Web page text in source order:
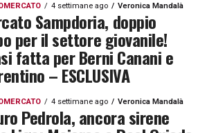
4 settimane ago Veronica Mandalà
Sampdoria, doppio
per il settore giovanile!
fatta per Berni Canani e
– ESCLUSIVA
4 settimane ago Veronica Mandalà
Pedrola, ancora sirene